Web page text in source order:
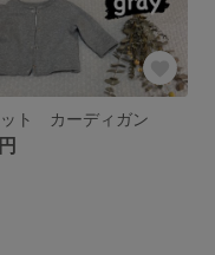
ト カーディガン